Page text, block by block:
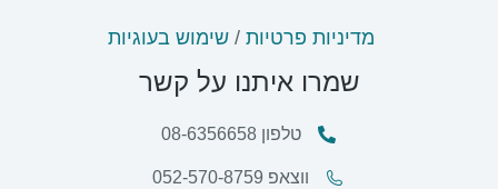
מדיניות פרטיות /שימוש בעוגיות
שמרו איתנו על קשר
טלפון 08-6356658
ווצאפ 052-570-8759